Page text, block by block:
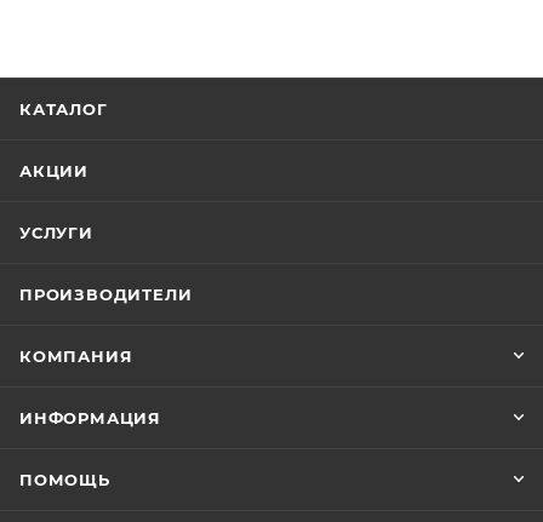
КАТАЛОГ
АКЦИИ
УСЛУГИ
ПРОИЗВОДИТЕЛИ
КОМПАНИЯ
ИНФОРМАЦИЯ
ПОМОЩЬ